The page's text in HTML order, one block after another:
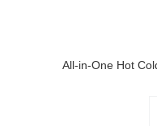
All-in-One Hot